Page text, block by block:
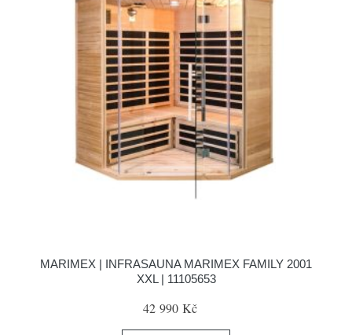
MARIMEX | INFRASAUNA MARIMEX FAMILY 2001
XXL | 11105653
42 990 Kč